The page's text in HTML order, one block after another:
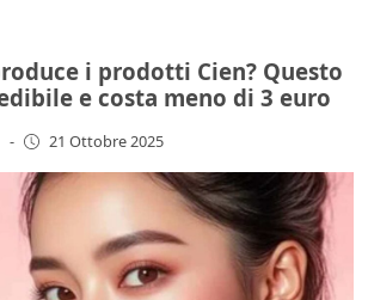
i prodotti Cien? Questo
e costa meno di 3 euro
- 21 Ottobre 2025